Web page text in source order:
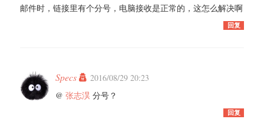
邮件时，链接里有个分号，电脑接收是正常的，这怎么解决啊
回复
Specs
2016/08/29 20:23
@ 张志淏 分号？
回复